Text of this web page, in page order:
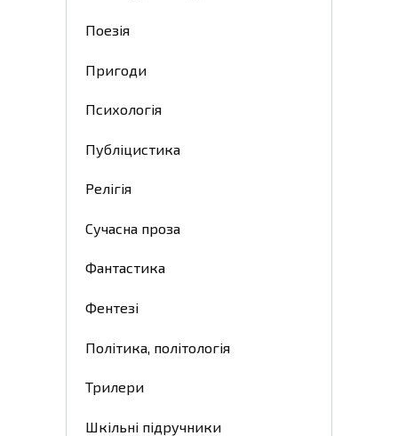
Поезія
Пригоди
Психологія
Публіцистика
Релігія
Сучасна проза
Фантастика
Фентезі
Політика, політологія
Трилери
Шкільні підручники